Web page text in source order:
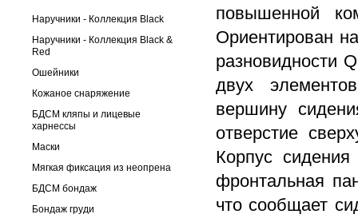
Наручники - Коллекция Black
Наручники - Коллекция Black &
Red
Ошейники
Кожаное снаряжение
БДСМ кляпы и лицевые
харнессы
Маски
Мягкая фиксация из неопрена
БДСМ бондаж
Бондаж груди
повышенной
Ориентирован
разновидности
двух
вершину
отверстие
Корпус
фронтальная
что сообщает